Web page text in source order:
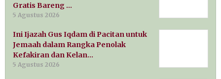
Gratis Bareng …
5 Agustus 2026
Ini Ijazah Gus Iqdam di Pacitan untuk
Jemaah dalam Rangka Penolak
Kefakiran dan Kelan…
5 Agustus 2026